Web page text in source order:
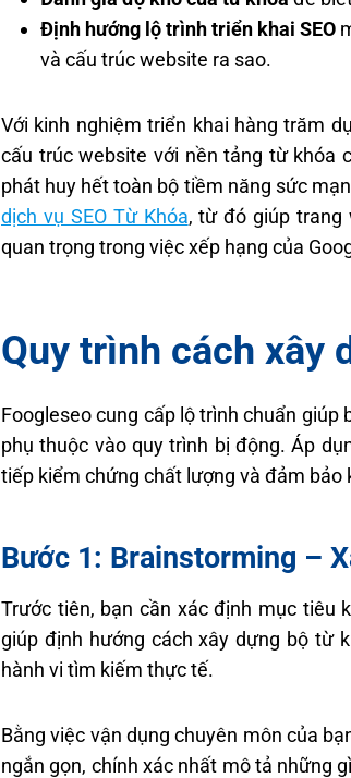
Định hướng lộ trình triển khai SEO
và cấu trúc website ra sao.
Với kinh nghiệm triển khai hàng trăm
cấu trúc website với nền tảng từ khóa
phát huy hết toàn bộ tiềm năng sức
dịch vụ SEO Từ Khóa, từ đó giúp trang
quan trọng trong việc xếp hạng của
Quy trình cách xây
Foogleseo cung cấp lộ trình chuẩn giúp
phụ thuộc vào quy trình bị động. Áp
tiếp kiểm chứng chất lượng và đảm bảo
Bước 1: Brainstorming –
Trước tiên, bạn cần xác định mục tiêu
giúp định hướng cách xây dựng bộ từ
hành vi tìm kiếm thực tế.
Bằng việc vận dụng chuyên môn của
ngắn gọn, chính xác nhất mô tả những